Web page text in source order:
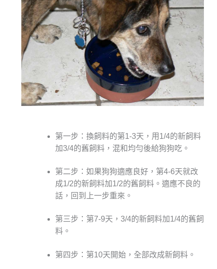
第一步：換飼料的第1-3天，用1/4的新飼料
加3/4的舊飼料，混和均勻後給狗狗吃。
第二步：如果狗狗適應良好，第4-6天就改
成1/2的新飼料加1/2的舊飼料。適應不良的
話，回到上一步重來。
第三步：第7-9天，3/4的新飼料加1/4的舊飼
料。
第四步：第10天開始，全部改成新飼料。